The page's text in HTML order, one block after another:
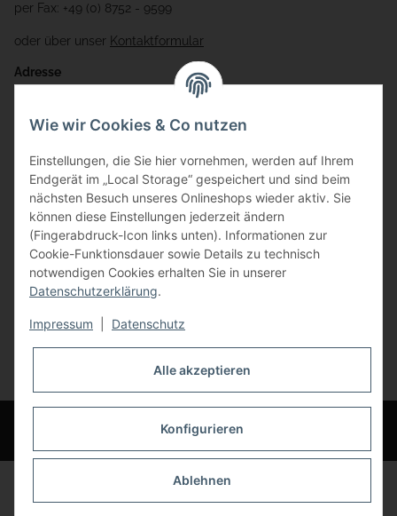
per Fax: +49 (0) 8752 - 9599
oder über unser Kontaktformular
Adresse
Gewerbering 17
84072 Au i.d. Hallertau
info@bauer-tore.de
Vertrag widerrufen
* Alle Preise inkl. gesetzlicher USt., zzgl.Versand
© Bauer-Systemtechnik GmbH - Technische Änderungen und Irrtümer
vorbehalten
Wie wir Cookies & Co nutzen
Einstellungen, die Sie hier vornehmen, werden auf Ihrem
Endgerät im „Local Storage“ gespeichert und sind beim
nächsten Besuch unseres Onlineshops wieder aktiv. Sie
können diese Einstellungen jederzeit ändern
(Fingerabdruck-Icon links unten). Informationen zur
Cookie-Funktionsdauer sowie Details zu technisch
notwendigen Cookies erhalten Sie in unserer
Datenschutzerklärung.
Impressum Datenschutz
Alle akzeptieren
Konfigurieren
Ablehnen